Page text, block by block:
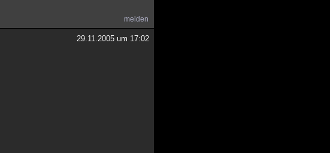
melden
29.11.2005 um 17:02